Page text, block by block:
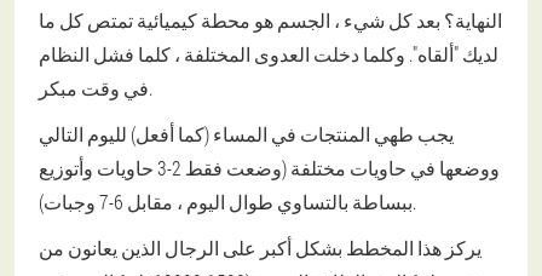
النهاية؟ بعد كل شيء ، الجسم هو محطة كيميائية تمتص كل ما
لديك "ألقاه". وكلما دخلت العدوى المختلفة ، كلما فشل النظام
في وقت مبكر.
يجب طهي المنتجات في المساء (كما أفعل) لليوم التالي
ووضعها في حاويات مختلفة (وضعت فقط 2-3 حاويات وأتوزيع
ببساطة بالتساوي طوال اليوم ، مقابل 6-7 وجبات).
يركز هذا المخطط بشكل أكبر على الرجال الذين يعانون من